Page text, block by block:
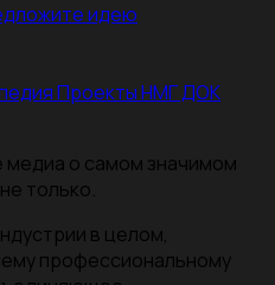
идею
Проекты НМГ ДОК
медиа о самом значимом
только.
в целом,
профессиональному